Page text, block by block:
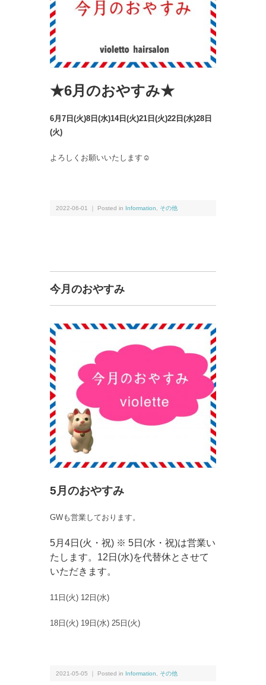
★6月のおやすみ★
6月7日(火)8日(水)14日(火)21日(火)22日(水)28日
(火)
よろしくお願いいたします☺︎
2022-06-01 ｜ Posted in Information その他
今月のおやすみ
5月のおやすみ
GWも営業しております。
5月4日(火・祝) ※ 5日(水・祝)は営業い
たします。12日(水)を代替休とさせて
いただきます。
11日(火) 12日(水)
18日(火) 19日(水) 25日(火)
2021-05-05 ｜ Posted in Information その他